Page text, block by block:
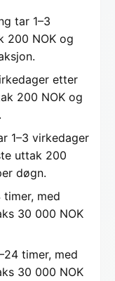
tar 1–3
200 NOK og
etter
200 NOK og
1–3 virkedager
uttak 200
døgn.
med
30 000 NOK
timer, med
30 000 NOK